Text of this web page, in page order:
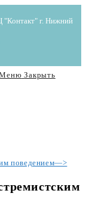
г. Нижний
Закрыть
поведением—>